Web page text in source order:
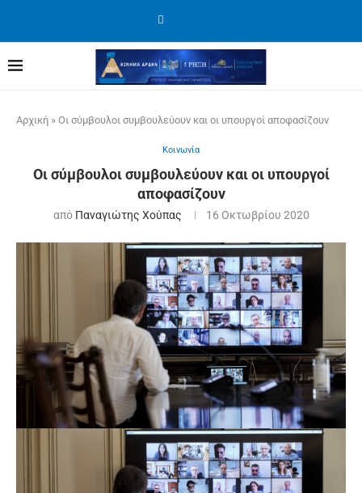
Αρχική » Οι σύμβουλοι συμβουλεύουν και οι υπουργοί αποφασίζουν
Κοινωνία
Οι σύμβουλοι συμβουλεύουν και οι υπουργοί
αποφασίζουν
από Παναγιώτης Χούπας 16 Οκτωβρίου 2020